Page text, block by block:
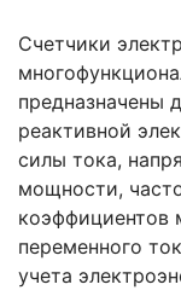
Счетчики
предназначены
реактивной
силы тока,
мощности,
коэффициентов
переменного
учета